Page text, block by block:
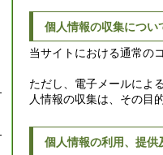
個人情報の収集につい
当サイトにおける通常の
ただし、電子メールによ
人情報の収集は、その目
個人情報の利用、提供